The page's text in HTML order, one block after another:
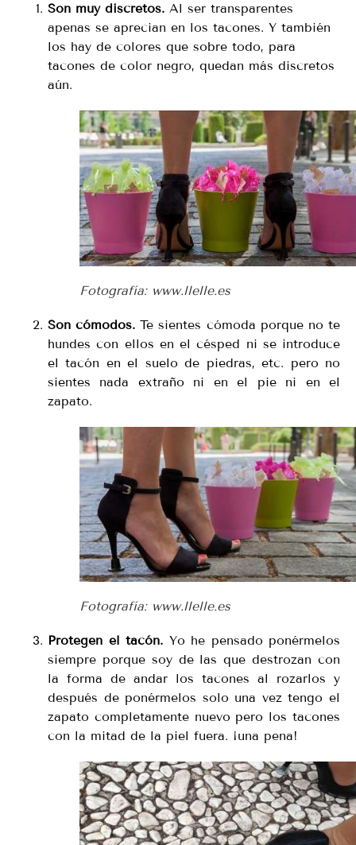
Son muy discretos. Al ser transparentes
apenas se aprecian en los tacones. Y también
los hay de colores que sobre todo, para
tacones de color negro, quedan más discretos
aún.
Fotografía: www.llelle.es
Son cómodos. Te sientes cómoda porque no te
hundes con ellos en el césped ni se introduce
el tacón en el suelo de piedras, etc. pero no
sientes nada extraño ni en el pie ni en el
zapato.
Fotografía: www.llelle.es
Protegen el tacón. Yo he pensado ponérmelos
siempre porque soy de las que destrozan con
la forma de andar los tacones al rozarlos y
después de ponérmelos solo una vez tengo el
zapato completamente nuevo pero los tacones
con la mitad de la piel fuera. ¡una pena!